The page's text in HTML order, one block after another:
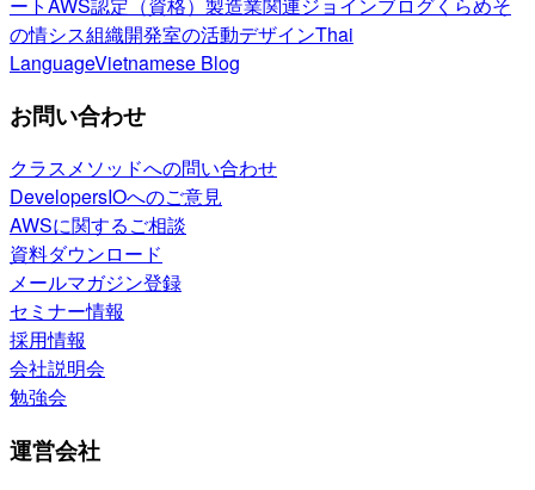
の情シス組織開発室の活動デザインThai
LanguageVietnamese Blog
お問い合わせ
クラスメソッドへの問い合わせ
DevelopersIOへのご意見
AWSに関するご相談
資料ダウンロード
メールマガジン登録
セミナー情報
採用情報
会社説明会
勉強会
運営会社